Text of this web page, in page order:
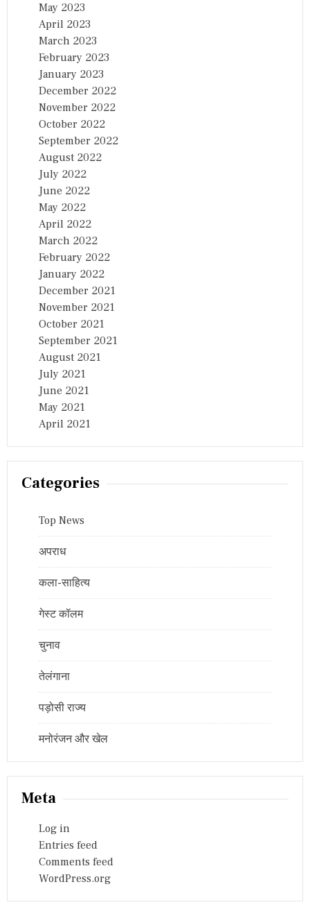
May 2023
April 2023
March 2023
February 2023
January 2023
December 2022
November 2022
October 2022
September 2022
August 2022
July 2022
June 2022
May 2022
April 2022
March 2022
February 2022
January 2022
December 2021
November 2021
October 2021
September 2021
August 2021
July 2021
June 2021
May 2021
April 2021
Categories
Top News
अपराध
कला-साहित्य
गेस्ट कॉलम
चुनाव
तेलंगाना
पड़ोसी राज्य
मनोरंजन और खेल
Meta
Log in
Entries feed
Comments feed
WordPress.org